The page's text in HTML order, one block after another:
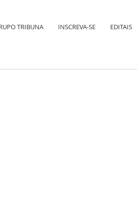
TRIBUNA INSCREVA-SE EDITAIS